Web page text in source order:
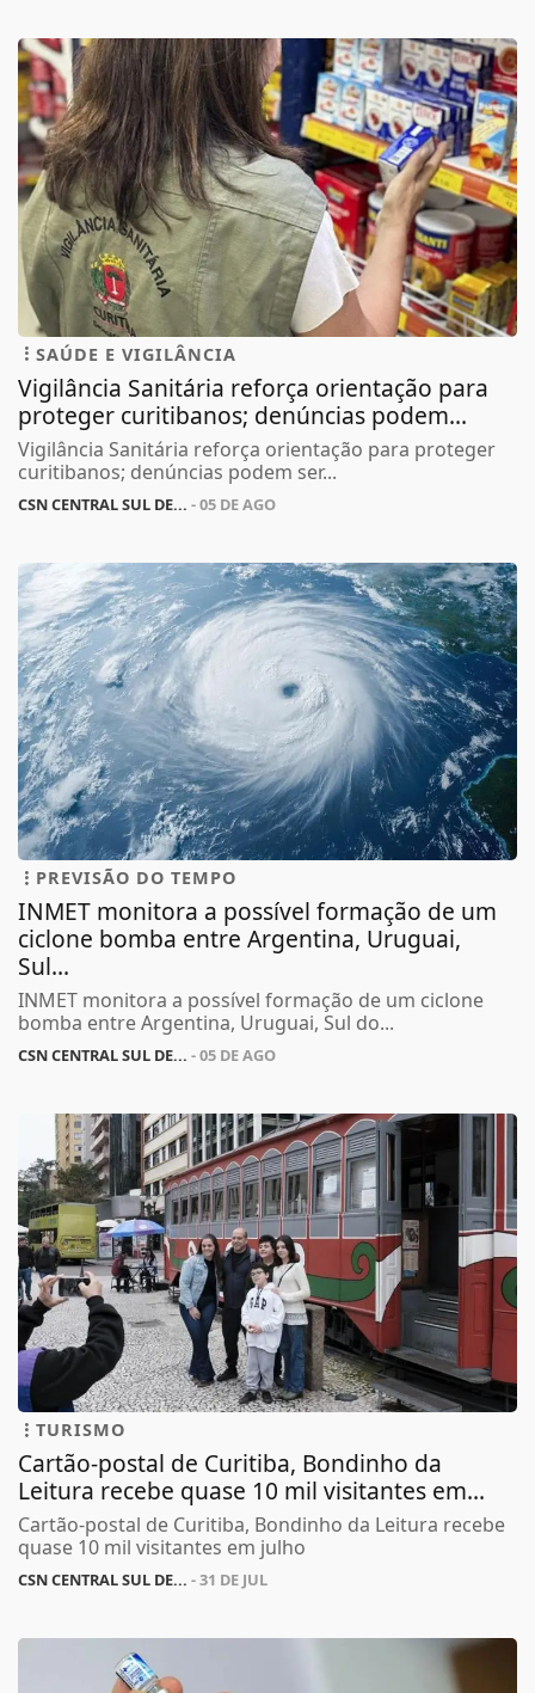
SAÚDE E VIGILÂNCIA
Vigilância Sanitária reforça orientação para
proteger curitibanos; denúncias podem...
Vigilância Sanitária reforça orientação para proteger
curitibanos; denúncias podem ser...
CSN CENTRAL SUL DE... - 05 DE AGO
PREVISÃO DO TEMPO
INMET monitora a possível formação de um
ciclone bomba entre Argentina, Uruguai,
Sul...
INMET monitora a possível formação de um ciclone
bomba entre Argentina, Uruguai, Sul do...
CSN CENTRAL SUL DE... - 05 DE AGO
TURISMO
Cartão-postal de Curitiba, Bondinho da
Leitura recebe quase 10 mil visitantes em...
Cartão-postal de Curitiba, Bondinho da Leitura recebe
quase 10 mil visitantes em julho
CSN CENTRAL SUL DE... - 31 DE JUL